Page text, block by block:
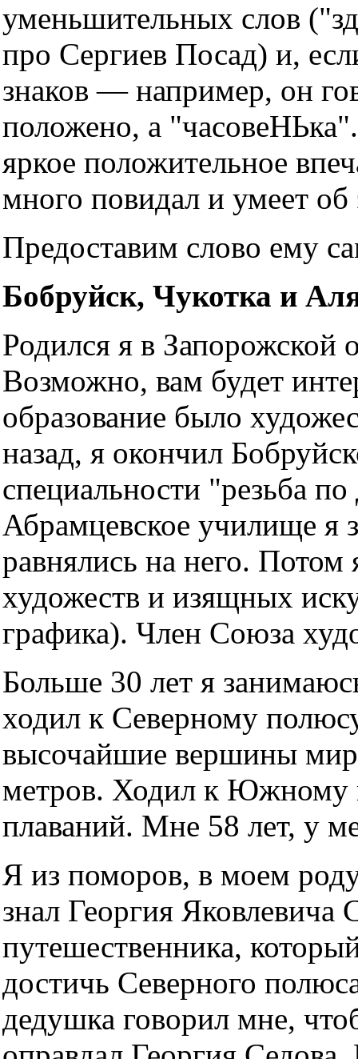
уменьшительных слов
про Сергиев Посад) и,
знаков — например, он
положено, а
яркое положительное
много повидал и умеет об
Предоставим слово ему
Бобруйск, Чукотка и
Родился я в Запорожской
Возможно, вам будет
образование было
назад, я окончил
специальности "резьба
Абрамцевское училище
равнялись на него.
художеств и изящных
графика). Член Союза
Больше 30 лет я
ходил к Северному
высочайшие вершины
метров. Ходил к Южному
плаваний. Мне 58 лет, у
Я из поморов, в моем
знал Георгия Яковлевича
путешественника,
достичь Северного
дедушка говорил мне,